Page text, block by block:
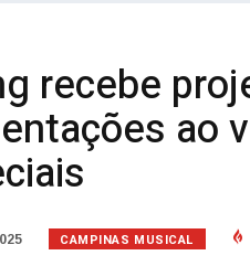
recebe
ao
CAMPINAS MUSICAL